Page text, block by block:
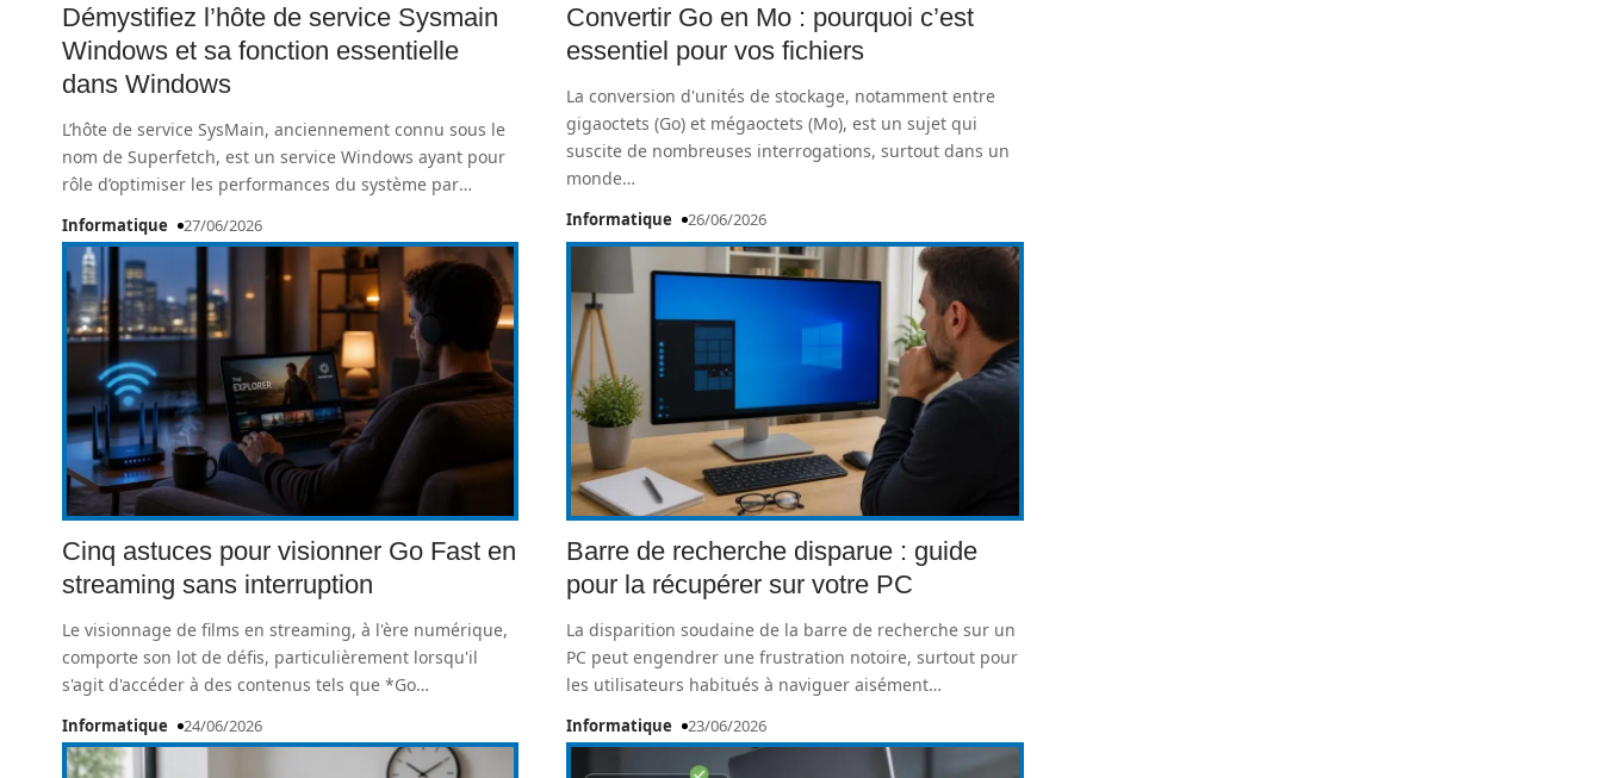
Démystifiez l’hôte de service Sysmain
Windows et sa fonction essentielle
dans Windows
L’hôte de service SysMain, anciennement connu sous le
nom de Superfetch, est un service Windows ayant pour
rôle d’optimiser les performances du système par…
Informatique 27/06/2026
Convertir Go en Mo : pourquoi c’est
essentiel pour vos fichiers
La conversion d'unités de stockage, notamment entre
gigaoctets (Go) et mégaoctets (Mo), est un sujet qui
suscite de nombreuses interrogations, surtout dans un
monde…
Informatique 26/06/2026
Cinq astuces pour visionner Go Fast en
streaming sans interruption
Le visionnage de films en streaming, à l'ère numérique,
comporte son lot de défis, particulièrement lorsqu'il
s'agit d'accéder à des contenus tels que *Go…
Informatique 24/06/2026
Barre de recherche disparue : guide
pour la récupérer sur votre PC
La disparition soudaine de la barre de recherche sur un
PC peut engendrer une frustration notoire, surtout pour
les utilisateurs habitués à naviguer aisément…
Informatique 23/06/2026